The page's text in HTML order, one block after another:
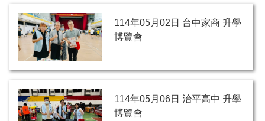
114年05月02日 台中家商 升學
博覽會
114年05月06日 治平高中 升學
博覽會